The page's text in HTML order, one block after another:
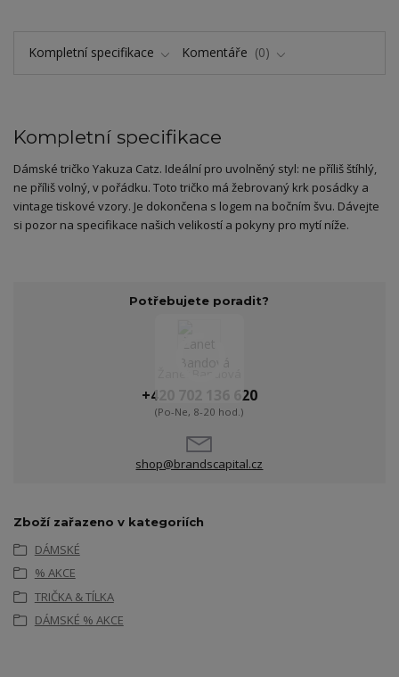
Kompletní specifikace Komentáře 0
Kompletní specifikace
Dámské tričko Yakuza Catz. Ideální pro uvolněný styl: ne příliš štíhlý,
ne příliš volný, v pořádku. Toto tričko má žebrovaný krk posádky a
vintage tiskové vzory. Je dokončena s logem na bočním švu. Dávejte
si pozor na specifikace našich velikostí a pokyny pro mytí níže.
Potřebujete poradit?
+420 702 136 620
(Po-Ne, 8-20 hod.)
shop@brandscapital.cz
Zboží zařazeno v kategoriích
DÁMSKÉ
% AKCE
TRIČKA & TÍLKA
DÁMSKÉ % AKCE